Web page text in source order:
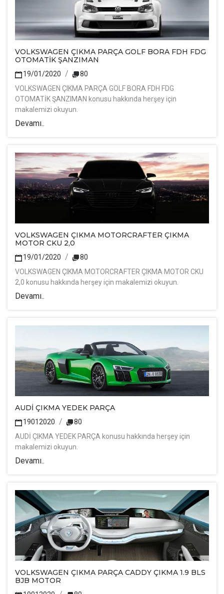
VOLKSWAGEN ÇIKMA PARÇA GOLF BORA FDH FDG
OTOMATİK ŞANZIMAN
19/01/2020
80
VOLKSWAGEN ÇIKMA PARÇA GOLF BORA FDH FDG
OTOMATİK ŞANZIMAN konusu hakkında herşey için
makalemizi okuyun.
Devamı..
VOLKSWAGEN ÇIKMA MOTORCRAFTER ÇIKMA
MOTOR CKU 2,0
19/01/2020
80
VOLKSWAGEN ÇIKMA MOTORCRAFTER ÇIKMA MOTOR CKU
2,0 konusu hakkında herşey için makalemizi okuyun.
Devamı..
AUDİ ÇIKMA YEDEK PARÇA
19012020
80
AUDİ ÇIKMA YEDEK PARÇA konusu hakkında herşey için
makalemizi okuyun.
Devamı..
VOLKSWAGEN ÇIKMA PARÇA CADDY ÇIKMA 1.9 BLS
BJB MOTOR